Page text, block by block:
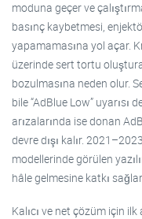
moduna geçer ve
basınç kaybetmesi,
yapamamasına yol açar.
üzerinde sert tortu
bozulmasına neden olur.
bile “AdBlue Low” uyarısı
arızalarında ise donan
devre dışı kalır.
modellerinde görülen
hâle gelmesine katkı
Kalıcı ve net çözüm için